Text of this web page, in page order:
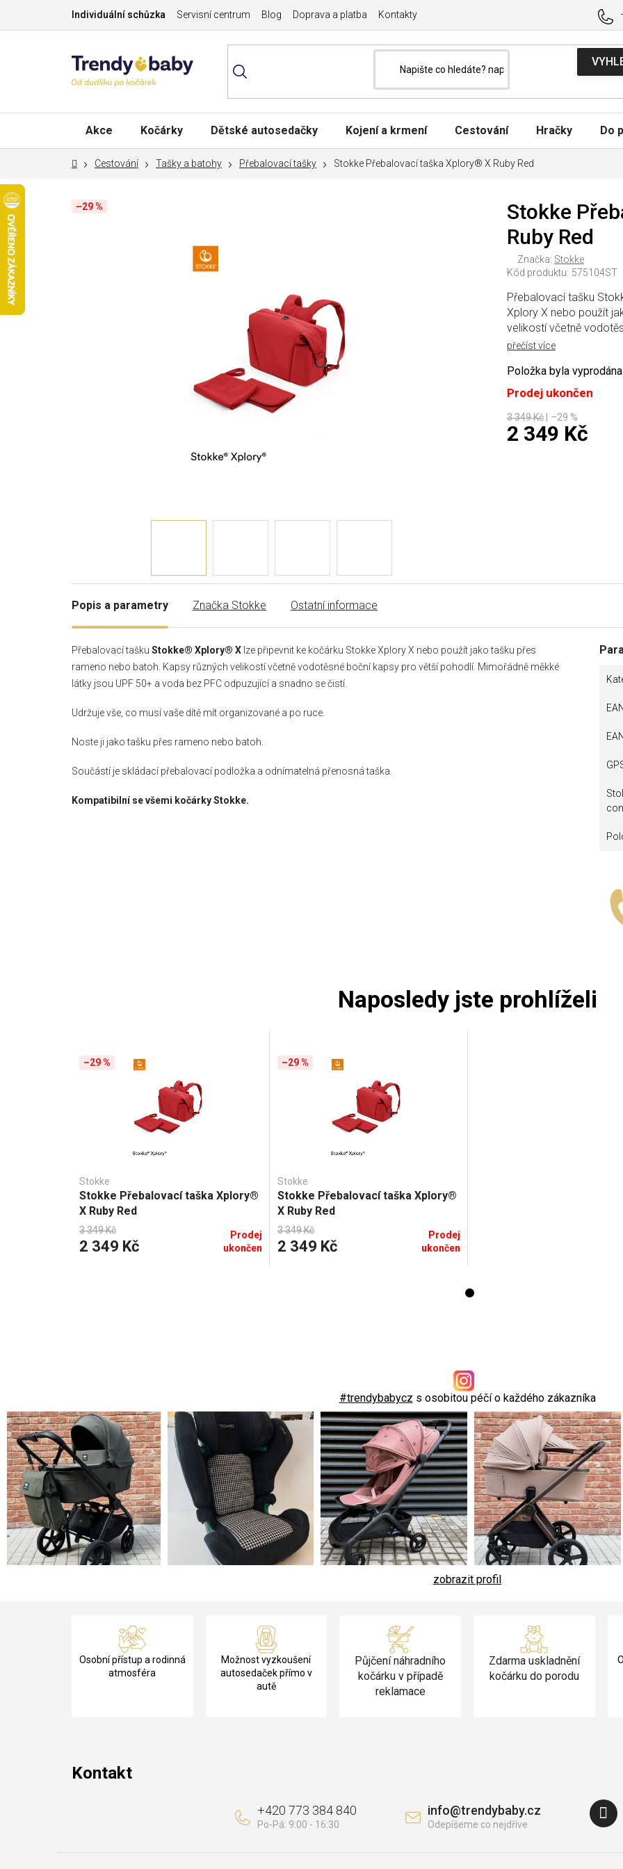
Individuální schůzka Servisní centrum Blog Doprava a platba Kontakty
Akce Kočárky Dětské autosedačky Kojení a krmení Cestování Hračky Do
DomůCestování Tašky a batohy Přebalovací tašky Stokke Přebalovací taška Xplory® X Ruby Red
Stokke
Ruby Red
Značka: Stokke
Kód produktu: 575104ST
Přebalovací tašku
Xplory X nebo použít
velikostí včetně
přečíst více
Položka byla
Prodej ukončen
3 349 Kč –29 %
2 349 Kč
–29 %
Popis a parametry Značka Stokke Ostatní informace
Přebalovací tašku Stokke® Xplory® X lze připevnit ke kočárku Stokke Xplory X nebo použít jako tašku přes
rameno nebo batoh. Kapsy různých velikostí včetně vodotěsné boční kapsy pro větší pohodlí. Mimořádně měkké
látky jsou UPF 50+ a voda bez PFC odpuzující a snadno se čistí.
Udržuje vše, co musí vaše dítě mít organizované a po ruce.
Noste ji jako tašku přes rameno nebo batoh.
Součástí je skládací přebalovací podložka a odnímatelná přenosná taška.
Kompatibilní se všemi kočárky Stokke.
Naposledy jste prohlíželi
–29 %
Stokke
Stokke Přebalovací taška Xplory®
X Ruby Red
3 349 Kč
2 349 Kč
Prodej
ukončen
–29 %
Stokke
Stokke Přebalovací taška Xplory®
X Ruby Red
3 349 Kč
2 349 Kč
Prodej
ukončen
#trendybabycz s osobitou péčí o každého zákazníka
zobrazit profil
Osobní přístup a rodinná
atmosféra
Možnost vyzkoušení
autosedaček přímo v
autě
Půjčení náhradního
kočárku v případě
reklamace
Zdarma uskladnění
kočárku do porodu
Kontakt
info@trendybaby.cz
+420 773 384 840